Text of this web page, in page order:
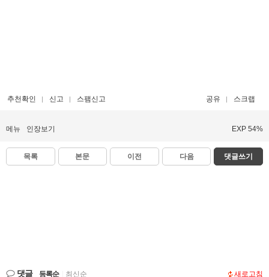
추천확인 신고 스팸신고 공유 스크랩
메뉴 인장보기 EXP 54%
목록 본문 이전 다음 댓글쓰기
댓글 등록순 최신순 새로고침